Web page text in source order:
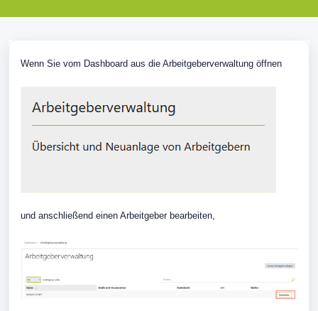
Wenn Sie vom Dashboard aus die Arbeitgeberverwaltung öffnen
und anschließend einen Arbeitgeber bearbeiten,